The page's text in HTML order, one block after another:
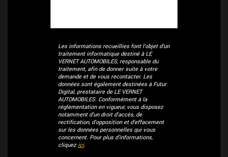
Les informations recueillies font l’objet d’un
traitement informatique destiné àLE
VERNET AUTOMOBILES, responsable du
traitement, afin de donner suite à votre
demande et de vous recontacter. Les
données sont également destinées à Futur
Digital, prestataire de LE VERNET
AUTOMOBILES. Conformément à la
réglementation en vigueur, vous disposez
notamment d'un droit d'accès, de
rectification, d'opposition et d'effacement
sur les données personnelles qui vous
concernent. Pour plus d’informations,
cliquez ici.